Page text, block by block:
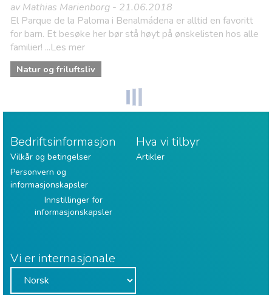
av Mathias Marienborg - 21.06.2018
El Parque de la Paloma i Benalmádena er alltid en favoritt
for barn. Et besøke her bør stå høyt på ønskelisten hos alle
familier! ...Les mer
Natur og friluftsliv
Bedriftsinformasjon
Vilkår og betingelser
Personvern og
informasjonskapsler
Innstillinger for
informasjonskapsler
Hva vi tilbyr
Artikler
Vi er internasjonale